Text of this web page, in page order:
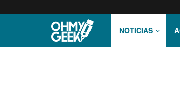
NOTICIAS